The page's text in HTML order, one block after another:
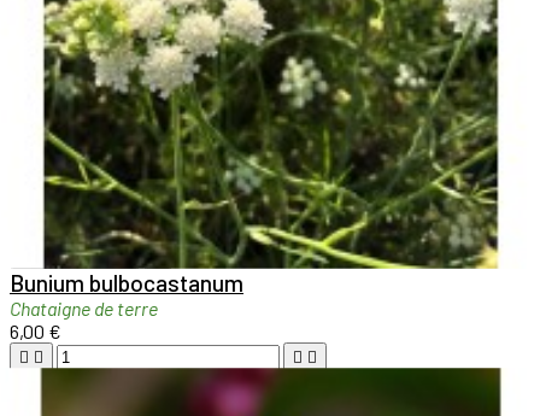
Aperçu rapide 
Bunium bulbocastanum
Chataigne de terre
6,00 €
   